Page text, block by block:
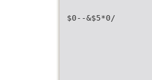
$0--&$5*0/